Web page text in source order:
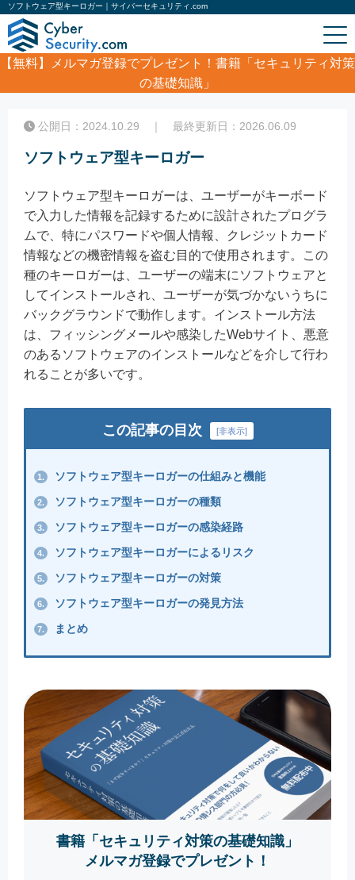
ソフトウェア型キーロガー｜サイバーセキュリティ.com
【無料】
メルマガ登録でプレゼント！書籍「セキュリティ対策
の基礎知識」
ソフトウェア型キーロガー
公開日：2024.10.29 ｜ 最終更新日：2026.06.09
ソフトウェア型キーロガー
ソフトウェア型キーロガーは、ユーザーがキーボード
で入力した情報を記録するために設計されたプログラ
ムで、特にパスワードや個人情報、クレジットカード
情報などの機密情報を盗む目的で使用されます。この
種のキーロガーは、ユーザーの端末にソフトウェアと
してインストールされ、ユーザーが気づかないうちに
バックグラウンドで動作します。インストール方法
は、フィッシングメールや感染したWebサイト、悪意
のあるソフトウェアのインストールなどを介して行わ
れることが多いです。
この記事の目次 [非表示]
1. ソフトウェア型キーロガーの仕組みと機能
2. ソフトウェア型キーロガーの種類
3. ソフトウェア型キーロガーの感染経路
4. ソフトウェア型キーロガーによるリスク
5. ソフトウェア型キーロガーの対策
6. ソフトウェア型キーロガーの発見方法
7. まとめ
書籍「セキュリティ対策の基礎知識」
メルマガ登録でプレゼント！